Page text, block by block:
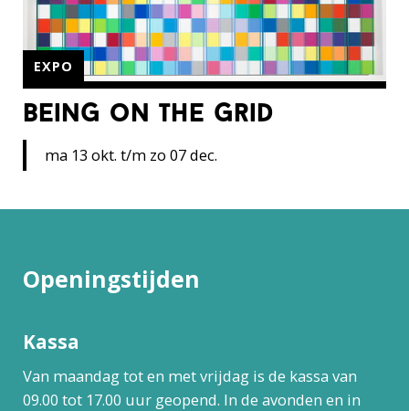
being on the grid
EXPO
ma 13 okt. t/m zo 07 dec.
Openingstijden
Kassa
Van maandag tot en met vrijdag is de kassa van
09.00 tot 17.00 uur geopend. In de avonden en in